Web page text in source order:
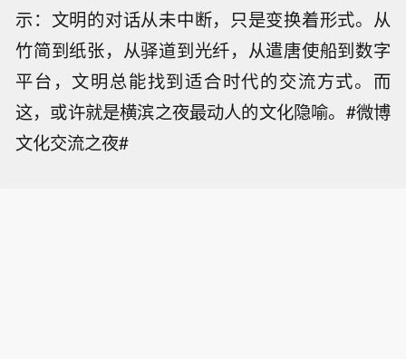
示：文明的对话从未中断，只是变换着形式。从
竹简到纸张，从驿道到光纤，从遣唐使船到数字
平台，文明总能找到适合时代的交流方式。而
这，或许就是横滨之夜最动人的文化隐喻。#微博
文化交流之夜#